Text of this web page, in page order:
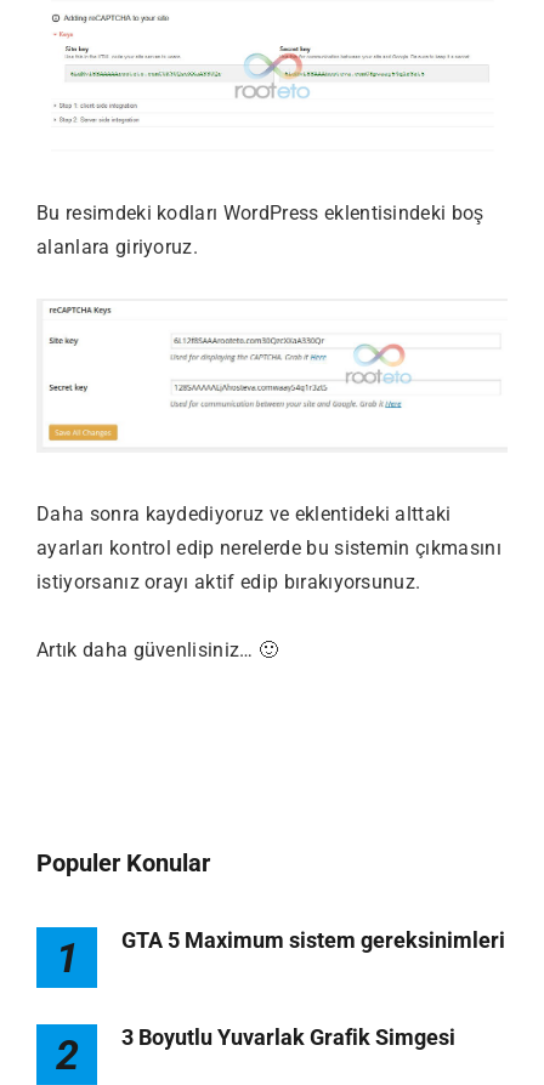
Bu resimdeki kodları WordPress eklentisindeki boş
alanlara giriyoruz.
Daha sonra kaydediyoruz ve eklentideki alttaki
ayarları kontrol edip nerelerde bu sistemin çıkmasını
istiyorsanız orayı aktif edip bırakıyorsunuz.
Artık daha güvenlisiniz… 🙂
Populer Konular
1 GTA 5 Maximum sistem gereksinimleri
2 3 Boyutlu Yuvarlak Grafik Simgesi